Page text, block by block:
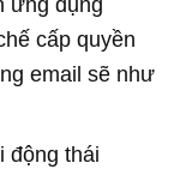
ứng dụng
cấp quyền
email sẽ như
động thái